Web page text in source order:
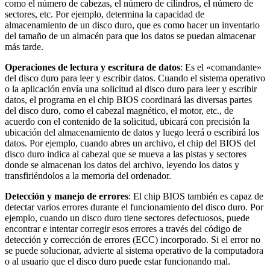
como el número de cabezas, el número de cilindros, el número de
sectores, etc. Por ejemplo, determina la capacidad de
almacenamiento de un disco duro, que es como hacer un inventario
del tamaño de un almacén para que los datos se puedan almacenar
más tarde.
Operaciones de lectura y escritura de datos: Es el «comandante»
del disco duro para leer y escribir datos. Cuando el sistema operativo
o la aplicación envía una solicitud al disco duro para leer y escribir
datos, el programa en el chip BIOS coordinará las diversas partes
del disco duro, como el cabezal magnético, el motor, etc., de
acuerdo con el contenido de la solicitud, ubicará con precisión la
ubicación del almacenamiento de datos y luego leerá o escribirá los
datos. Por ejemplo, cuando abres un archivo, el chip del BIOS del
disco duro indica al cabezal que se mueva a las pistas y sectores
donde se almacenan los datos del archivo, leyendo los datos y
transfiriéndolos a la memoria del ordenador.
Detección y manejo de errores: El chip BIOS también es capaz de
detectar varios errores durante el funcionamiento del disco duro. Por
ejemplo, cuando un disco duro tiene sectores defectuosos, puede
encontrar e intentar corregir esos errores a través del código de
detección y corrección de errores (ECC) incorporado. Si el error no
se puede solucionar, advierte al sistema operativo de la computadora
o al usuario que el disco duro puede estar funcionando mal.